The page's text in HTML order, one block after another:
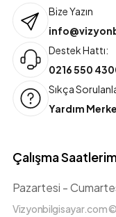
Bize Yazın
Destek Hattı:
0216 550
Sıkça
Yardım
Çalışma
Pazartesi -
Vizyonbilgisayar.com ©